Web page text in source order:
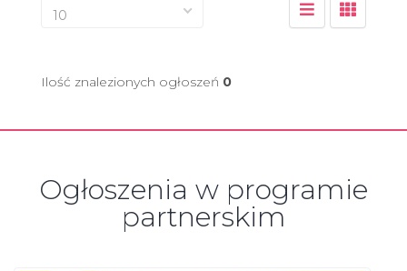
10
Ilość znalezionych ogłoszeń 0
Ogłoszenia w programie
partnerskim